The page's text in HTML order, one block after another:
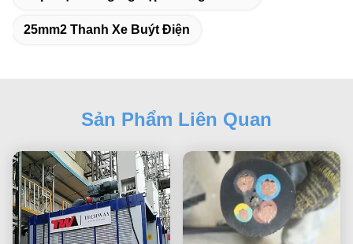
25mm2 Thanh Xe Buýt Điện
Sản Phẩm Liên Quan